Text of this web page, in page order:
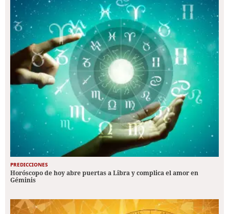
PREDICCIONES
Horóscopo de hoy abre puertas a Libra y complica el amor en
Géminis